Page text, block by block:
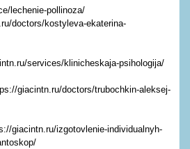
lechenie-pollinoza/
doctors/kostyleva-ekaterina-
services/klinicheskaja-psihologija/
giacintn.ru/doctors/trubochkin-aleksej-
giacintn.ru/izgotovlenie-individualnyh-